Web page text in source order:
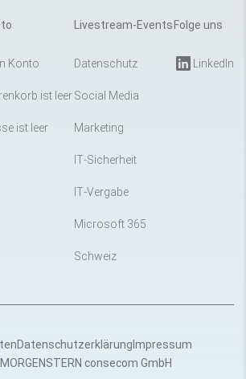
Konto
ist leer
ist leer
Livestream-Events
Datenschutz
Social Media
Marketing
IT-Sicherheit
IT-Vergabe
Microsoft 365
Schweiz
Folge uns
LinkedIn
consecom GmbH
Datenschutzerklärung Impressum